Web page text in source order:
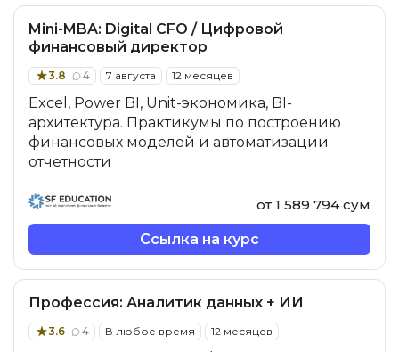
Mini-MBA: Digital CFO / Цифровой
финансовый директор
3.8 4 7 августа 12 месяцев
Excel, Power BI, Unit-экономика, BI-
архитектура. Практикумы по построению
финансовых моделей и автоматизации
отчетности
Ссылка на курс
от 1 589 794 сум
Профессия: Аналитик данных + ИИ
3.6 4 В любое время 12 месяцев